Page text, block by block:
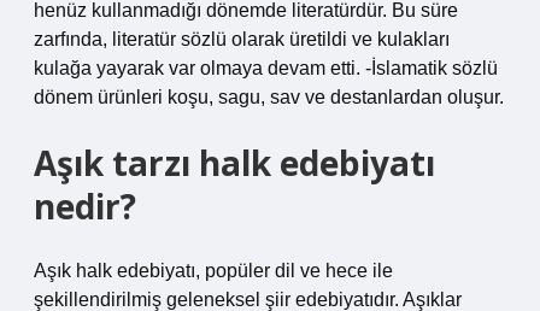
henüz kullanmadığı dönemde literatürdür. Bu süre
zarfında, literatür sözlü olarak üretildi ve kulakları
kulağa yayarak var olmaya devam etti. -İslamatik sözlü
dönem ürünleri koşu, sagu, sav ve destanlardan oluşur.
Aşık tarzı halk edebiyatı
nedir?
Aşık halk edebiyatı, popüler dil ve hece ile
şekillendirilmiş geleneksel şiir edebiyatıdır. Aşıklar